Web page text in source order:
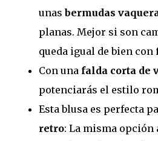
unasbermudas
planas. Mejor si son
queda igual de bien con
Con una falda corta de
potenciarás el estilo
Esta blusa es perfecta
retro: La misma